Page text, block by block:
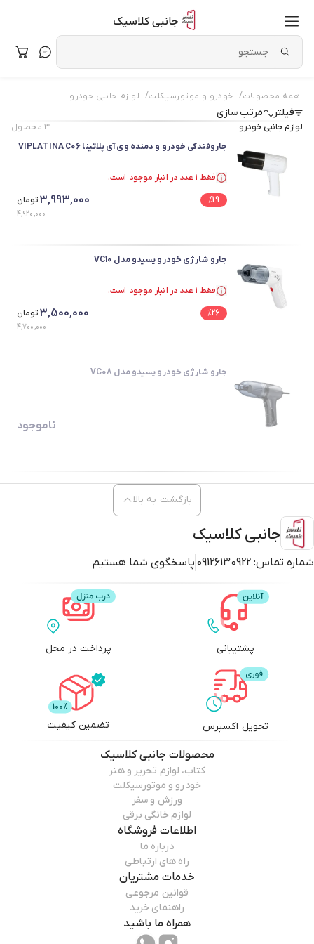
جانبی کلاسیک
همه محصولات/ خودرو و موتورسیکلت/ لوازم جانبی خودرو
فیلتر مرتب سازی
لوازم جانبی خودرو ۳محصول
جاروفندکی خودرو و دمنده وی آی پلاتینا VIPLATINA C06
فقط ۱ عدد در انبار موجود است.
%19
3,993,000تومان
4,920,000
جارو شارژی خودرو یسیدو مدل VC10
فقط ۱ عدد در انبار موجود است.
%26
3,500,000تومان
4,700,000
جارو شارژی خودرو یسیدو مدل VC08
ناموجود
جانبی کلاسیک
شماره تماس: 09126130922 پاسخگوی شما هستیم
بازگشت به بالا
پشتیبانی پرداخت در محل
تحویل اکسپرس تضمین کیفیت
محصولات جانبی کلاسیک
کتاب، لوازم تحریر و هنر
خودرو و موتورسیکلت
ورزش و سفر
لوازم خانگی برقی
اطلاعات فروشگاه
درباره ما
راه های ارتباطی
خدمات مشتریان
قوانین مرجوعی
راهنمای خرید
همراه ما باشید